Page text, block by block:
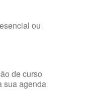
ou
de curso
sua agenda